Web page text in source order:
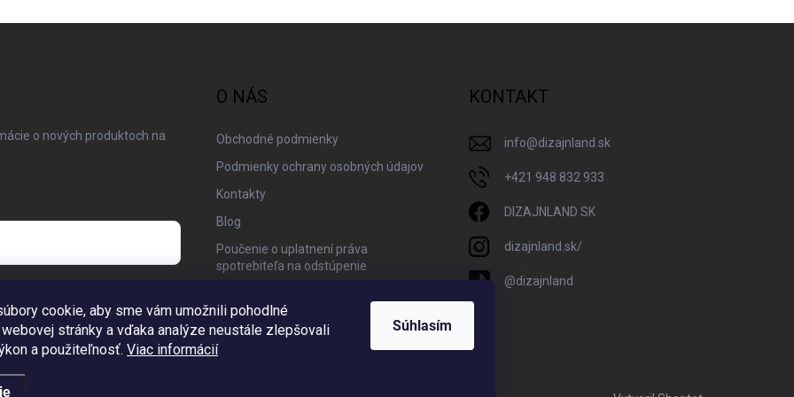
cookie, aby sme vám umožnili pohodlné
stránky a vďaka analýze neustále zlepšovali
a použiteľnosť. Viac informácií
Súhlasím
o nových produktoch na
O NÁS
Obchodné podmienky
Podmienky ochrany osobných údajov
Kontakty
Blog
Poučenie o uplatnení práva
spotrebiteľa na odstúpenie
KONTAKT
info@dizajnland.sk
+421 948 832 933
DIZAJNLAND SK
dizajnland.sk/
@dizajnland